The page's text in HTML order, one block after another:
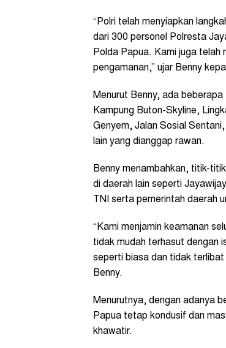
“Polri telah menyiapkan
dari 300 personel Polresta
Polda Papua. Kami juga telah
pengamanan,” ujar Benny
Menurut Benny, ada
Kampung Buton-Skyline,
Genyem, Jalan Sosial
lain yang dianggap rawan.
Benny menambahkan, titik-
di daerah lain seperti
TNI serta pemerintah daerah
“Kami menjamin keamanan
tidak mudah terhasut dengan
seperti biasa dan tidak
Benny.
Menurutnya, dengan adanya
Papua tetap kondusif dan
khawatir.